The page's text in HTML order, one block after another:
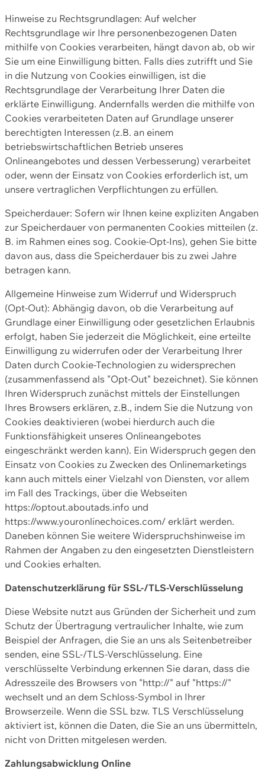
Hinweise zu Rechtsgrundlagen: Auf welcher
Rechtsgrundlage wir Ihre personenbezogenen Daten
mithilfe von Cookies verarbeiten, hängt davon ab, ob wir
Sie um eine Einwilligung bitten. Falls dies zutrifft und Sie
in die Nutzung von Cookies einwilligen, ist die
Rechtsgrundlage der Verarbeitung Ihrer Daten die
erklärte Einwilligung. Andernfalls werden die mithilfe von
Cookies verarbeiteten Daten auf Grundlage unserer
berechtigten Interessen (z.B. an einem
betriebswirtschaftlichen Betrieb unseres
Onlineangebotes und dessen Verbesserung) verarbeitet
oder, wenn der Einsatz von Cookies erforderlich ist, um
unsere vertraglichen Verpflichtungen zu erfüllen.
Speicherdauer: Sofern wir Ihnen keine expliziten Angaben
zur Speicherdauer von permanenten Cookies mitteilen (z.
B. im Rahmen eines sog. Cookie-Opt-Ins), gehen Sie bitte
davon aus, dass die Speicherdauer bis zu zwei Jahre
betragen kann.
Allgemeine Hinweise zum Widerruf und Widerspruch
(Opt-Out): Abhängig davon, ob die Verarbeitung auf
Grundlage einer Einwilligung oder gesetzlichen Erlaubnis
erfolgt, haben Sie jederzeit die Möglichkeit, eine erteilte
Einwilligung zu widerrufen oder der Verarbeitung Ihrer
Daten durch Cookie-Technologien zu widersprechen
(zusammenfassend als "Opt-Out" bezeichnet). Sie können
Ihren Widerspruch zunächst mittels der Einstellungen
Ihres Browsers erklären, z.B., indem Sie die Nutzung von
Cookies deaktivieren (wobei hierdurch auch die
Funktionsfähigkeit unseres Onlineangebotes
eingeschränkt werden kann). Ein Widerspruch gegen den
Einsatz von Cookies zu Zwecken des Onlinemarketings
kann auch mittels einer Vielzahl von Diensten, vor allem
im Fall des Trackings, über die Webseiten
https://optout.aboutads.info und
https://www.youronlinechoices.com/ erklärt werden.
Daneben können Sie weitere Widerspruchshinweise im
Rahmen der Angaben zu den eingesetzten Dienstleistern
und Cookies erhalten.
Datenschutzerklärung für SSL-/TLS-Verschlüsselung
Diese Website nutzt aus Gründen der Sicherheit und zum
Schutz der Übertragung vertraulicher Inhalte, wie zum
Beispiel der Anfragen, die Sie an uns als Seitenbetreiber
senden, eine SSL-/TLS-Verschlüsselung. Eine
verschlüsselte Verbindung erkennen Sie daran, dass die
Adresszeile des Browsers von "http://" auf "https://"
wechselt und an dem Schloss-Symbol in Ihrer
Browserzeile. Wenn die SSL bzw. TLS Verschlüsselung
aktiviert ist, können die Daten, die Sie an uns übermitteln,
nicht von Dritten mitgelesen werden.
Zahlungsabwicklung Online